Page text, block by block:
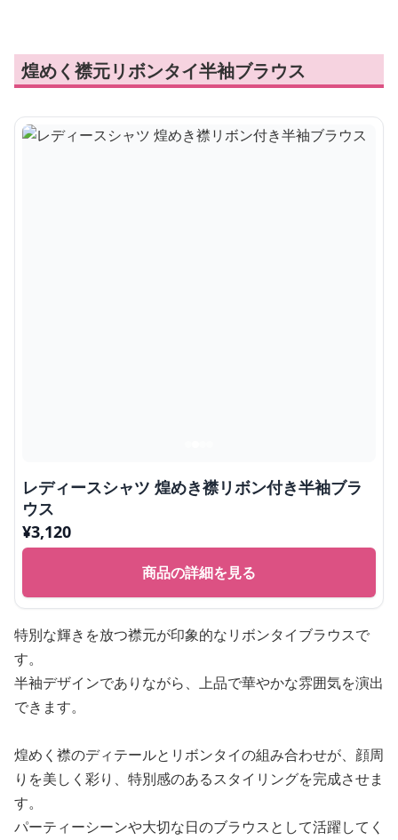
煌めく襟元リボンタイ半袖ブラウス
レディースシャツ 煌めき襟リボン付き半袖ブラ
ウス
¥3,120
商品の詳細を見る
特別な輝きを放つ襟元が印象的なリボンタイブラウスで
す。
半袖デザインでありながら、上品で華やかな雰囲気を演出
できます。
煌めく襟のディテールとリボンタイの組み合わせが、顔周
りを美しく彩り、特別感のあるスタイリングを完成させま
す。
パーティーシーンや大切な日のブラウスとして活躍してく